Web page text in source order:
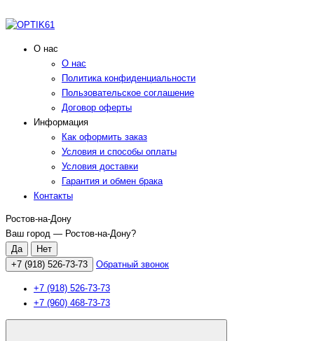
О нас
О нас
Политика конфиденциальности
Пользовательское соглашение
Договор оферты
Информация
Как оформить заказ
Условия и способы оплаты
Условия доставки
Гарантия и обмен брака
Контакты
Ростов-на-Дону
Ваш город — Ростов-на-Дону?
+7 (918) 526-73-73 Обратный звонок
+7 (918) 526-73-73
+7 (960) 468-73-73